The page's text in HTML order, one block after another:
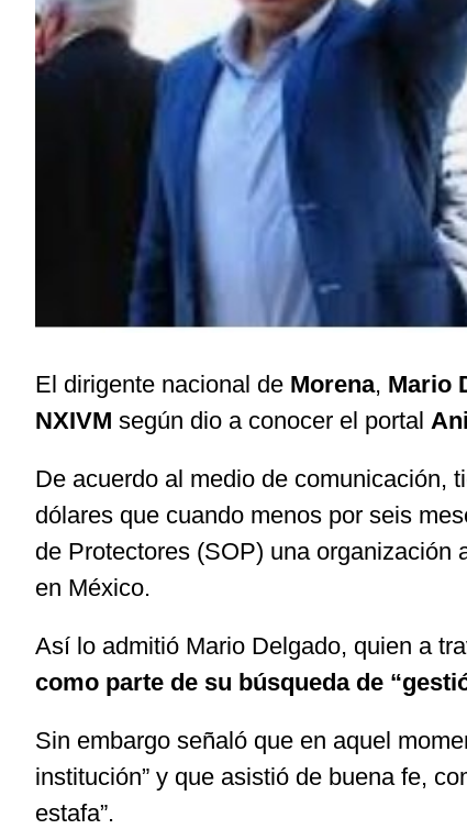
El dirigente nacional de Morena, Mario
NXIVM según dio a conocer el portal
De acuerdo al medio de comunicación,
dólares que cuando menos por seis
de Protectores (SOP) una
en México.
Así lo admitió Mario Delgado, quien a
como parte de su búsqueda de
Sin embargo señaló que en aquel
institución” y que asistió de buena fe,
estafa”.